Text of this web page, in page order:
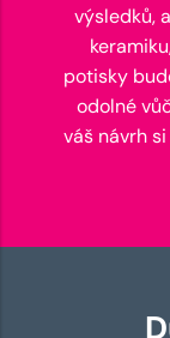
výsledků,
potisky
odolné
váš návrh